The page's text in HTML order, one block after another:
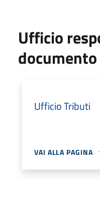
Ufficio
documento
Ufficio Tributi
VAI ALLA PAGINA